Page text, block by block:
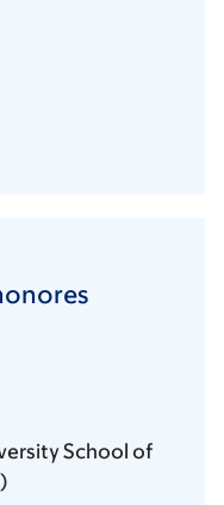
School of